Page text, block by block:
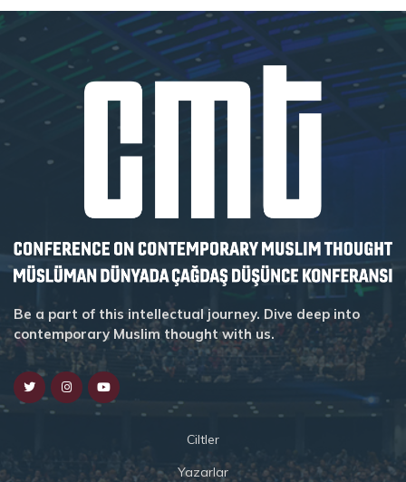
Be a part of this intellectual journey. Dive deep into
contemporary Muslim thought with us.
Ciltler
Yazarlar